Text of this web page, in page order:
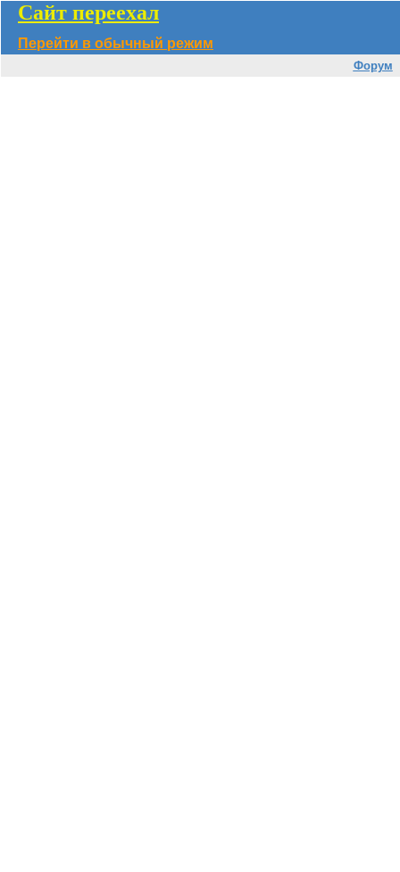
Сайт переехал
Перейти в обычный режим
Форум